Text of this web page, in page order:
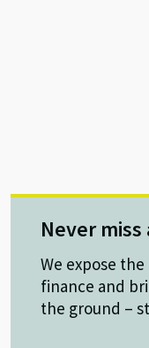
Never
We expose
finance and
the ground –